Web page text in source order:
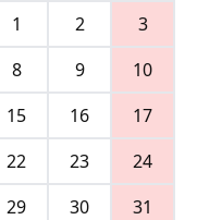
1
2
3
8 9
10
15 16
17
22 23
24
29 30 31